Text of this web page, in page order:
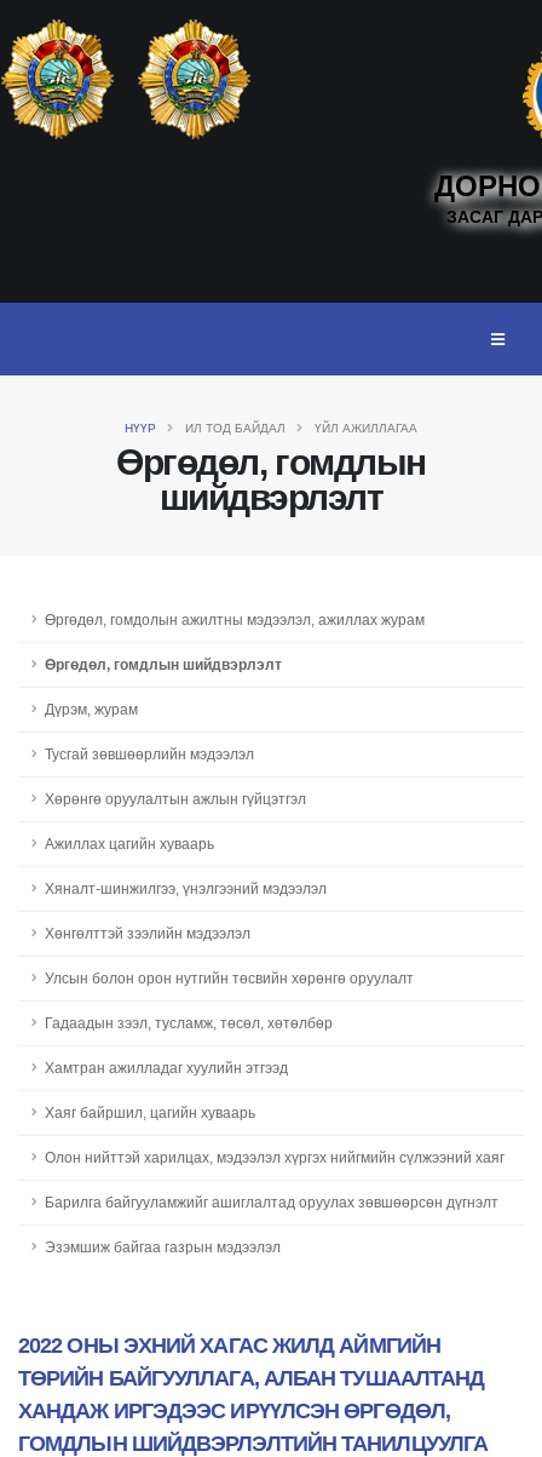
ЗАСАГ
НҮҮР ИЛ ТОД БАЙДАЛ ҮЙЛ АЖИЛЛАГАА
Өргөдөл, гомдлын
шийдвэрлэлт
Өргөдөл, гомдолын ажилтны мэдээлэл, ажиллах журам
Өргөдөл, гомдлын шийдвэрлэлт
Дүрэм, журам
Тусгай зөвшөөрлийн мэдээлэл
Хөрөнгө оруулалтын ажлын гүйцэтгэл
Ажиллах цагийн хуваарь
Хяналт-шинжилгээ, үнэлгээний мэдээлэл
Хөнгөлттэй зээлийн мэдээлэл
Улсын болон орон нутгийн төсвийн хөрөнгө оруулалт
Гадаадын зээл, тусламж, төсөл, хөтөлбөр
Хамтран ажилладаг хуулийн этгээд
Хаяг байршил, цагийн хуваарь
Олон нийттэй харилцах, мэдээлэл хүргэх нийгмийн сүлжээний хаяг
Барилга байгууламжийг ашиглалтад оруулах зөвшөөрсөн дүгнэлт
Эзэмшиж байгаа газрын мэдээлэл
2022 ОНЫ ЭХНИЙ ХАГАС ЖИЛД АЙМГИЙН
ТӨРИЙН БАЙГУУЛЛАГА, АЛБАН ТУШААЛТАНД
ХАНДАЖ ИРГЭДЭЭС ИРҮҮЛСЭН ӨРГӨДӨЛ,
ГОМДЛЫН ШИЙДВЭРЛЭЛТИЙН ТАНИЛЦУУЛГА